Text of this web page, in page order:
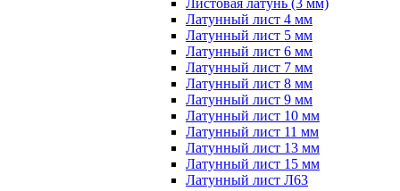
Листовая латунь (3 мм)
Латунный лист 4 мм
Латунный лист 5 мм
Латунный лист 6 мм
Латунный лист 7 мм
Латунный лист 8 мм
Латунный лист 9 мм
Латунный лист 10 мм
Латунный лист 11 мм
Латунный лист 13 мм
Латунный лист 15 мм
Латунный лист Л63